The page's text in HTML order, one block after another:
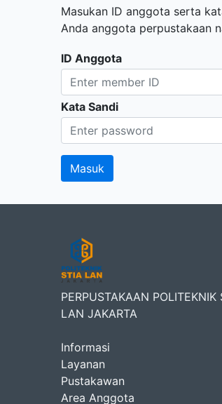
Masukan ID anggota serta
Anda anggota perpustakaan
ID Anggota
Kata Sandi
PERPUSTAKAAN POLITEKNIK
LAN JAKARTA
Informasi
Layanan
Pustakawan
Area Anggota